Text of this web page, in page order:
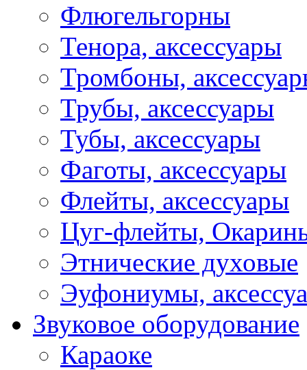
Флюгельгорны
Тенора, аксессуары
Тромбоны,
Трубы, аксессуары
Тубы, аксессуары
Фаготы, аксессуары
Флейты, аксессуары
Цуг-флейты,
Этнические духовые
Эуфониумы,
Звуковое оборудование
Караоке